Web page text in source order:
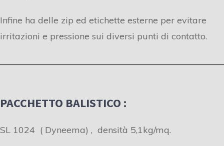
Infine ha delle zip ed etichette esterne per evitare
irritazioni e pressione sui diversi punti di contatto.
PACCHETTO BALISTICO :
SL 1024 ( Dyneema) , densità 5,1kg/mq.